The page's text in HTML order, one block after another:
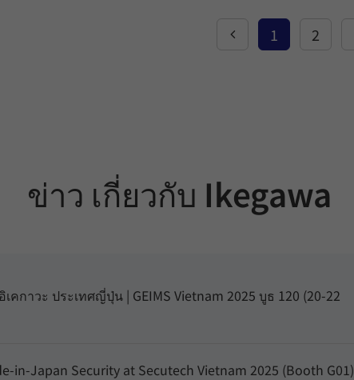
1 2
ข่าว เกี่ยวกับ Ikegawa
กาวะ ประเทศญี่ปุ่น | GEIMS Vietnam 2025 บูธ 120 (20-22
in-Japan Security at Secutech Vietnam 2025 (Booth G01)